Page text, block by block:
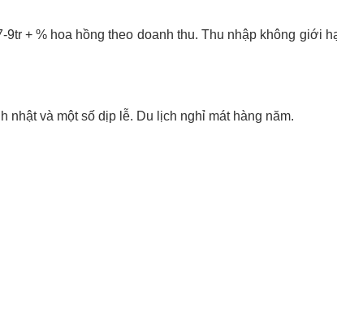
+ % hoa hồng theo doanh thu. Thu nhập không giới
và một số dịp lễ. Du lịch nghỉ mát hàng năm.